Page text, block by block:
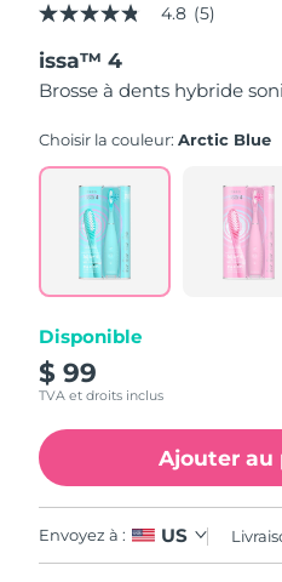
4.8
of
5
stars,
rating
Read
Reviews.
Same
page
4.8 (5)
issa™ 4
Brosse à dents hybride
Choisir la couleur:Arctic Blue
Disponible
$ 99
TVA et droits inclus
Ajouter au
Envoyez à : US